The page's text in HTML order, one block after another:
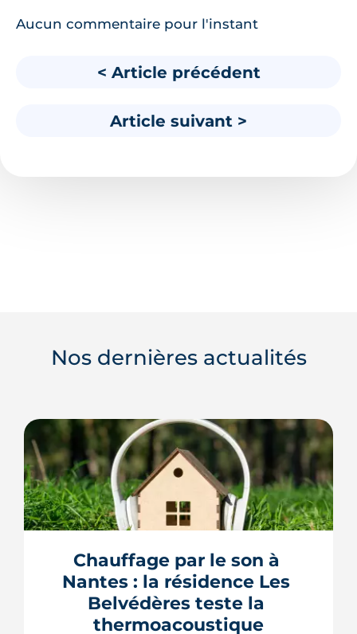
Aucun commentaire pour l'instant
< Article précédent
Article suivant >
Nos dernières actualités
Chauffage par le son à
Nantes : la résidence Les
Belvédères teste la
thermoacoustique